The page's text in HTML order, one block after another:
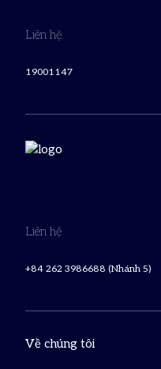
Liên hệ
19001147
Liên hệ
+84 262 3986688 (Nhánh 5)
Về chúng tôi